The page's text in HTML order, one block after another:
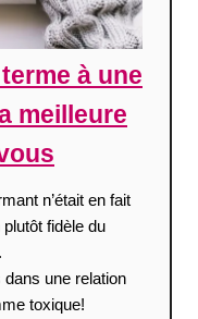
à une
meilleure
n’était en fait
plutôt fidèle du
dans une relation
toxique!